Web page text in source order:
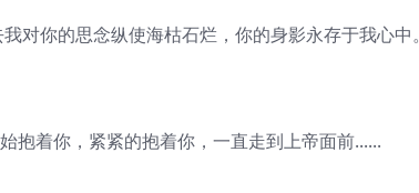
你的思念纵使海枯石烂，你的身影永存于我心中。
着你，紧紧的抱着你，一直走到上帝面前......